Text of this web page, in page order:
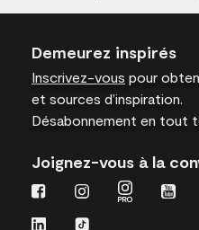
Demeurez inspirés
Inscrivez-vous pour
et sources d’inspiration.
Désabonnement en tout
Joignez-vous à la